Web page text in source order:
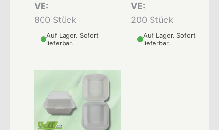
VE:
800 Stück
Auf Lager. Sofort
lieferbar.
VE:
200 Stück
Auf Lager. Sofort
lieferbar.